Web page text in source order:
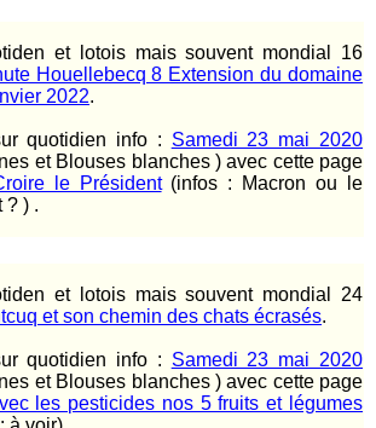
et lotois mais souvent mondial 16
Houellebecq 8 Extension du domaine
2022.
quotidien info : Samedi 23 mai 2020
et Blouses blanches ) avec cette page
le Président(infos : Macron ou le
? ) .
et lotois mais souvent mondial 24
et son chemin des chats écrasés.
quotidien info : Samedi 23 mai 2020
et Blouses blanches ) avec cette page
les pesticides nos 5 fruits et légumes